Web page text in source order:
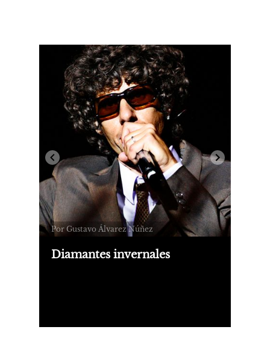
Por Gustavo Álvarez Núñez
Diamantes invernales